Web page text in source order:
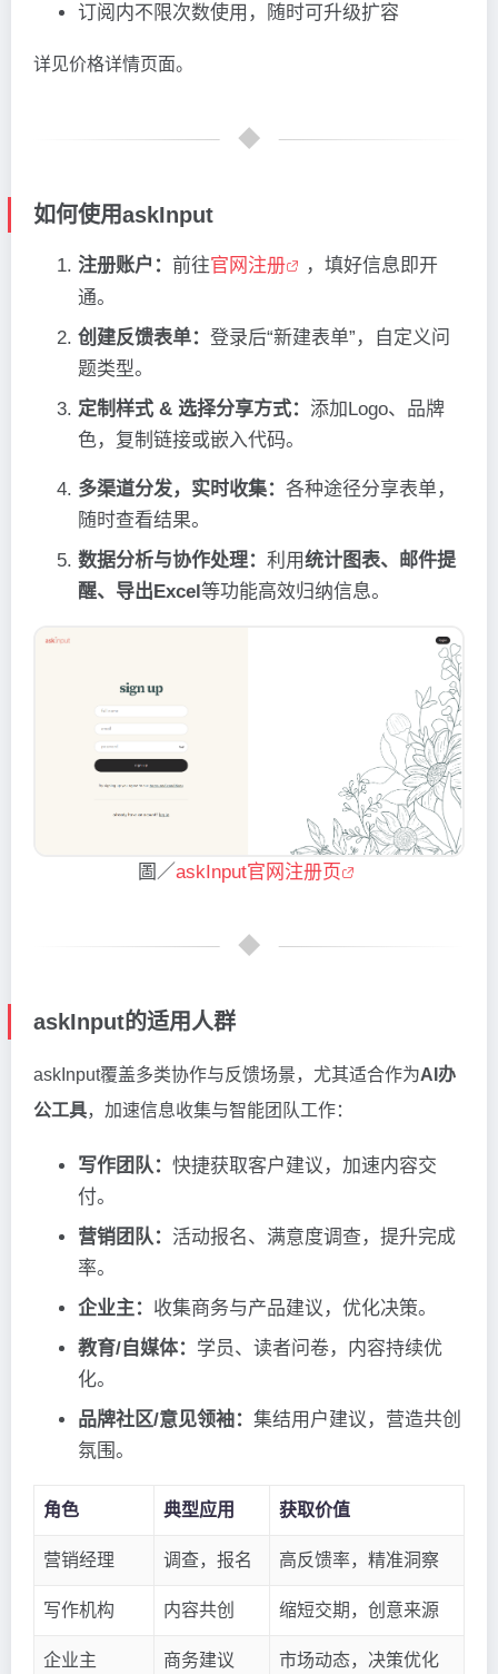
订阅内不限次数使用，随时可升级扩容
详见价格详情页面。
如何使用askInput
注册账户： 前往官网注册
，填好信息即开
通。
创建反馈表单： 登录后“新建表单”，自定义问
题类型。
定制样式 & 选择分享方式： 添加Logo、品牌
色，复制链接或嵌入代码。
多渠道分发，实时收集： 各种途径分享表单，
随时查看结果。
数据分析与协作处理： 利用统计图表、邮件提
醒、导出Excel等功能高效归纳信息。
圖／askInput官网注册页
askInput的适用人群
askInput覆盖多类协作与反馈场景，尤其适合作为AI办
公工具，加速信息收集与智能团队工作：
写作团队： 快捷获取客户建议，加速内容交
付。
营销团队： 活动报名、满意度调查，提升完成
率。
企业主： 收集商务与产品建议，优化决策。
教育/自媒体： 学员、读者问卷，内容持续优
化。
品牌社区/意见领袖： 集结用户建议，营造共创
氛围。
角色 典型应用 获取价值
营销经理 调查，报名 高反馈率，精准洞察
写作机构 内容共创 缩短交期，创意来源
企业主 商务建议 市场动态，决策优化